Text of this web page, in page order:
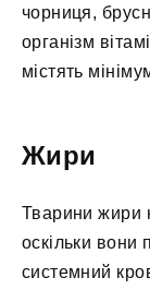
чорниця,
організм
містять
Жири
Тварини жири
оскільки вони
системний